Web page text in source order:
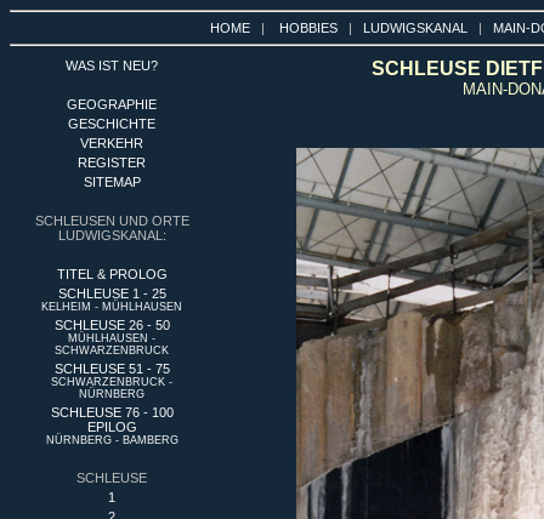
HOME | HOBBIES | LUDWIGSKANAL | MAIN-
WAS IST NEU?
GEOGRAPHIE
GESCHICHTE
VERKEHR
REGISTER
SITEMAP
SCHLEUSEN UND ORTE
LUDWIGSKANAL:
TITEL & PROLOG
SCHLEUSE 1 - 25
KELHEIM - MÜHLHAUSEN
SCHLEUSE 26 - 50
MÜHLHAUSEN -
SCHWARZENBRUCK
SCHLEUSE 51 - 75
SCHWARZENBRUCK -
NÜRNBERG
SCHLEUSE 76 - 100
EPILOG
NÜRNBERG - BAMBERG
SCHLEUSE
1
SCHLEUSE
MAIN-